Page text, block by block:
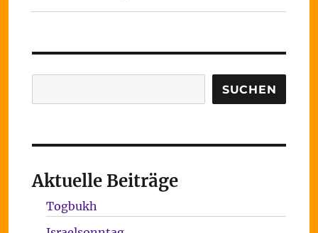
SUCHEN
Aktuelle Beiträge
Togbukh